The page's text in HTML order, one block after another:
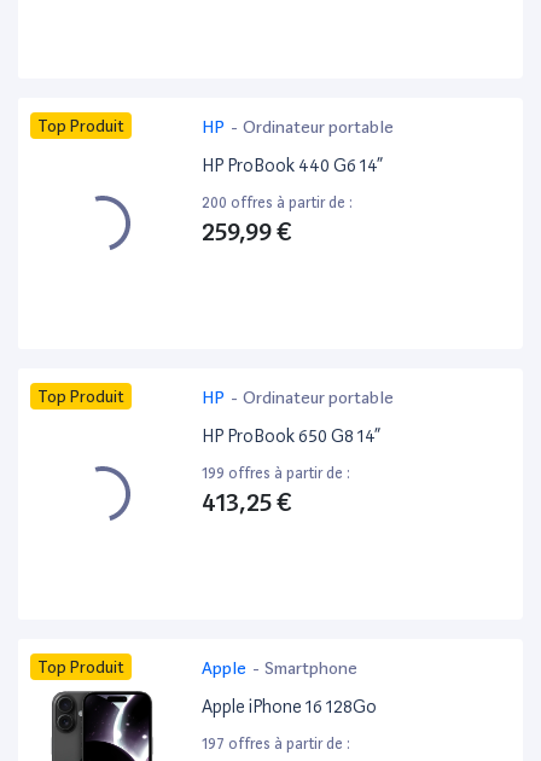
Top Produit HP - Ordinateur portable
HP ProBook 440 G6 14”
200 offres à partir de :
259,99 €
Top Produit HP - Ordinateur portable
HP ProBook 650 G8 14”
199 offres à partir de :
413,25 €
Top Produit Apple - Smartphone
Apple iPhone 16 128Go
197 offres à partir de :